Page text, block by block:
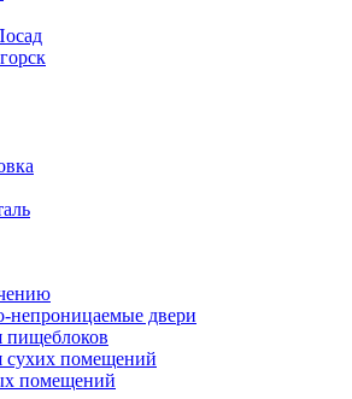
непроницаемые двери
пищеблоков
сухих помещений
помещений